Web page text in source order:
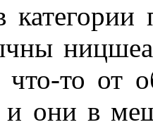
категории
что-то от
они в